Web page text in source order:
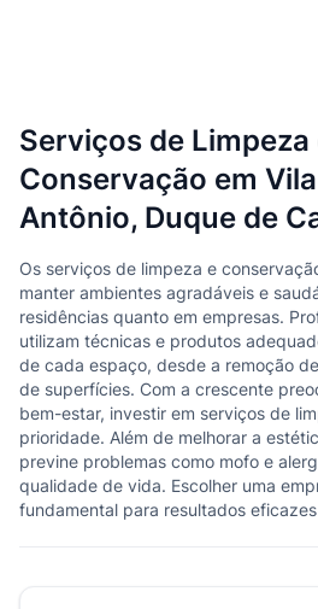
Serviços de Limpeza
Conservação em
Antônio, Duque de
Os serviços de limpeza e
manter ambientes agradáveis e
residências quanto em empresas.
utilizam técnicas e produtos
de cada espaço, desde a remoção
de superfícies. Com a crescente
bem-estar, investir em serviços de
prioridade. Além de melhorar a
previne problemas como mofo e
qualidade de vida. Escolher uma
fundamental para resultados